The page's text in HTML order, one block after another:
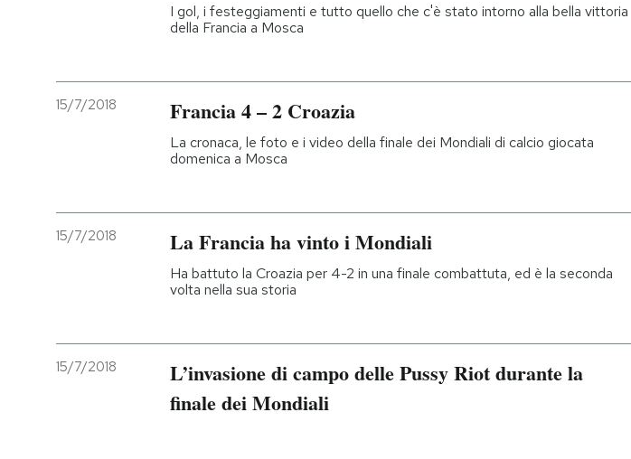
I gol, i festeggiamenti e tutto quello che c'è stato intorno alla bella vittoria
della Francia a Mosca
15/7/2018 Francia 4 – 2 Croazia
La cronaca, le foto e i video della finale dei Mondiali di calcio giocata
domenica a Mosca
15/7/2018 La Francia ha vinto i Mondiali
Ha battuto la Croazia per 4-2 in una finale combattuta, ed è la seconda
volta nella sua storia
15/7/2018
L’invasione di campo delle Pussy Riot durante la
finale dei Mondiali